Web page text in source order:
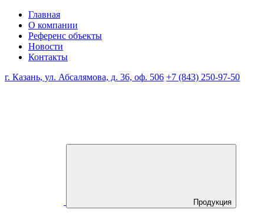
Главная
О компании
Референс объекты
Новости
Контакты
г. Казань, ул. Абсалямова, д. 36, оф. 506 +7 (843) 250-97-50
Продукция